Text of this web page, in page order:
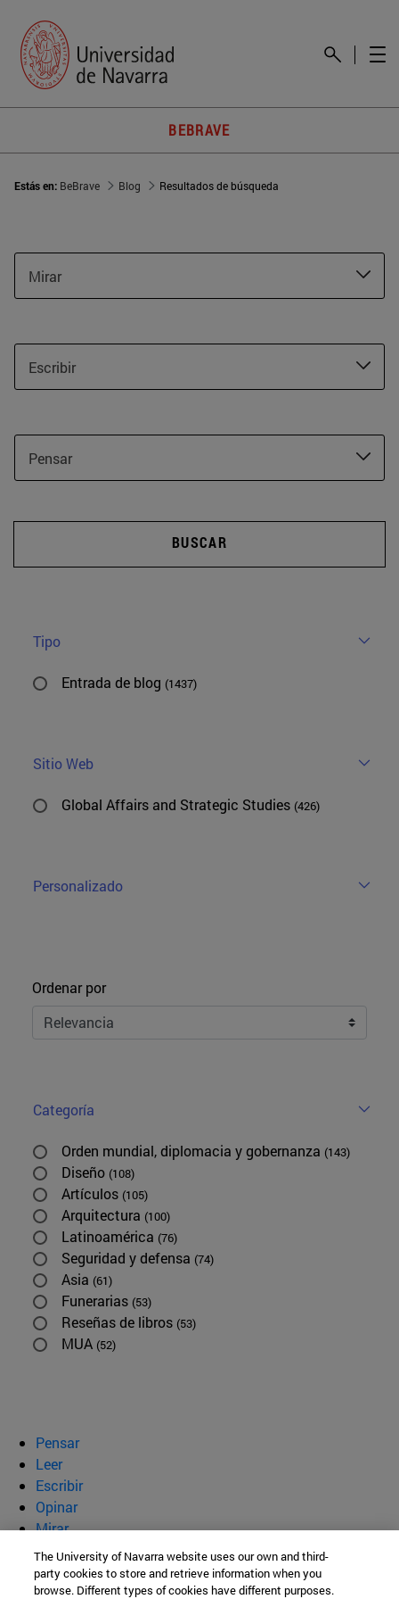
BEBRAVE
Estás en: BeBrave Blog Resultados de búsqueda
Mirar
Escribir
Pensar
BUSCAR
Tipo
Entrada de blog (1437)
Sitio Web
Global Affairs and Strategic Studies (426)
Personalizado
Ordenar
Ordenar por
Categoría
Orden mundial, diplomacia y gobernanza (143)
Diseño (108)
Artículos (105)
Arquitectura (100)
Latinoamérica (76)
Seguridad y defensa (74)
Asia (61)
Funerarias (53)
Reseñas de libros (53)
MUA (52)
Pensar
Leer
Escribir
Opinar
Mirar
Quiénes somos
BeBrave
The University of Navarra website uses our own and third-
party cookies to store and retrieve information when you
browse. Different types of cookies have different purposes.